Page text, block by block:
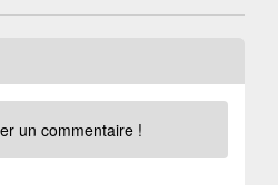
un commentaire !